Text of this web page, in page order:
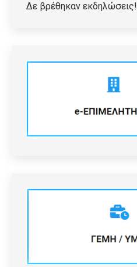
Δε βρέθηκαν εκδηλώσεις!